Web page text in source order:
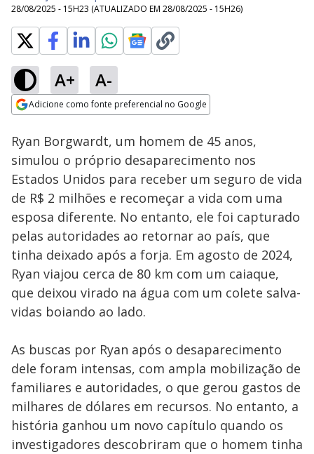
28/08/2025 - 15H23 (ATUALIZADO EM 28/08/2025 - 15H26)
A+ A-
Adicione como fonte preferencial no Google
Ativar
Loaded :
16.06%
Ryan Borgwardt, um homem de 45 anos,
simulou o próprio desaparecimento nos
Estados Unidos para receber um seguro de vida
de R$ 2 milhões e recomeçar a vida com uma
esposa diferente. No entanto, ele foi capturado
pelas autoridades ao retornar ao país, que
tinha deixado após a forja. Em agosto de 2024,
Ryan viajou cerca de 80 km com um caiaque,
que deixou virado na água com um colete salva-
vidas boiando ao lado.
As buscas por Ryan após o desaparecimento
dele foram intensas, com ampla mobilização de
familiares e autoridades, o que gerou gastos de
milhares de dólares em recursos. No entanto, a
história ganhou um novo capítulo quando os
investigadores descobriram que o homem tinha